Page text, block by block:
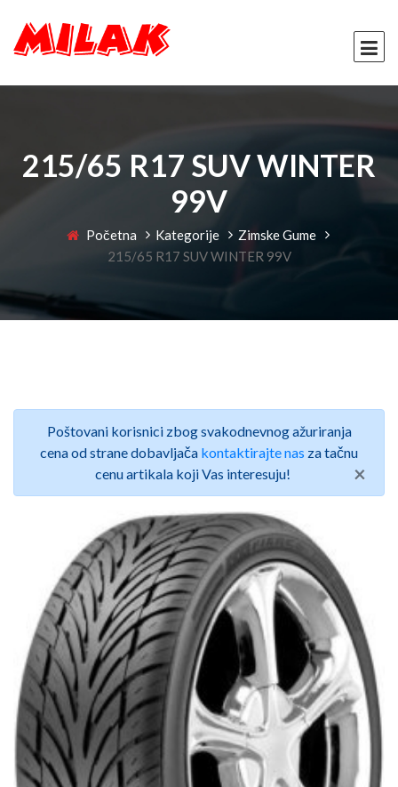
215/65 R17 SUV WINTER
99V
Početna Kategorije
Zimske Gume
215/65 R17 SUV WINTER 99V
Poštovani korisnici zbog svakodnevnog ažuriranja
cena od strane dobavljača kontaktirajte nas za tačnu
cenu artikala koji Vas interesuju!
×